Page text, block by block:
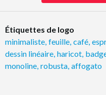
Étiquettes de logo
minimaliste feuille café
dessin linéaire haricot
monoline robusta affogato